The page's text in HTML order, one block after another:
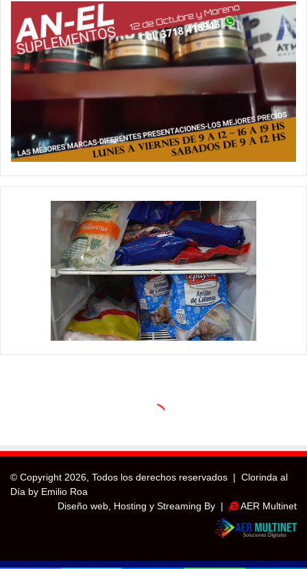
© Copyright 2026, Todos los derechos reservados | Clorinda al
Día by Emilio Roa
Diseño web, Hosting y Streaming By |
AER Multinet